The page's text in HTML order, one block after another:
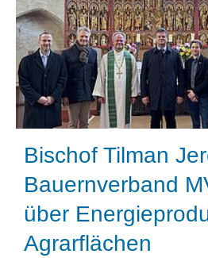
Bischof Tilman
Bauernverband
über
Agrarflächen